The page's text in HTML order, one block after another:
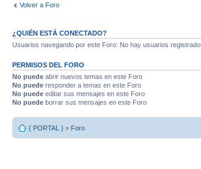
Volver a Foro
¿QUIÉN ESTÁ CONECTADO?
Usuarios navegando por este Foro: No hay usuarios
PERMISOS DEL FORO
No puede abrir nuevos temas en este Foro
No puede responder a temas en este Foro
No puede editar sus mensajes en este Foro
No puede borrar sus mensajes en este Foro
{ PORTAL } » Foro